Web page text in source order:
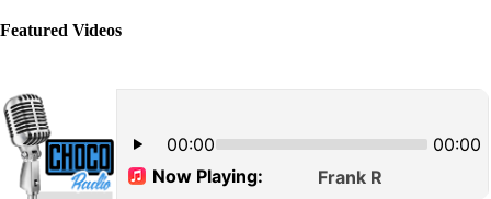
Featured Videos